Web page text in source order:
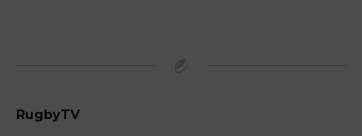
RugbyTV